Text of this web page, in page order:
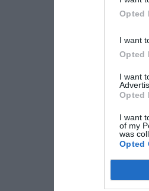
Opted
I want
Opted
I want
Opted
I want
of my
was
Opted